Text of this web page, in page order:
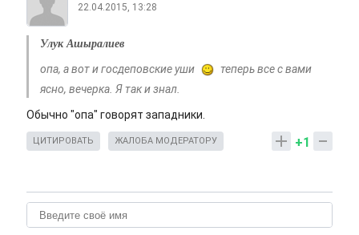
22.04.2015, 13:28
Улук Ашыралиев
опа, а вот и госдеповские уши
теперь все с вами
ясно, вечерка. Я так и знал.
Обычно "опа" говорят западники.
+1
ЦИТИРОВАТЬ ЖАЛОБА МОДЕРАТОРУ